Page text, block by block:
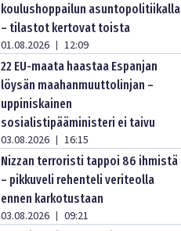
koulushoppailun asuntopolitiikalla
– tilastot kertovat toista
01.08.2026 | 12:09
22 EU-maata haastaa Espanjan
löysän maahanmuuttolinjan –
uppiniskainen
sosialistipääministeri ei taivu
03.08.2026 | 16:15
Nizzan terroristi tappoi 86 ihmistä
– pikkuveli rehenteli veriteolla
ennen karkotustaan
03.08.2026 | 09:21